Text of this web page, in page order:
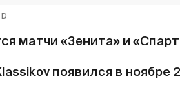
матчи «Зенита» и
появился в ноябре